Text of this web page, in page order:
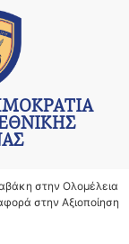
στην Ολομέλεια
στην Αξιοποίηση